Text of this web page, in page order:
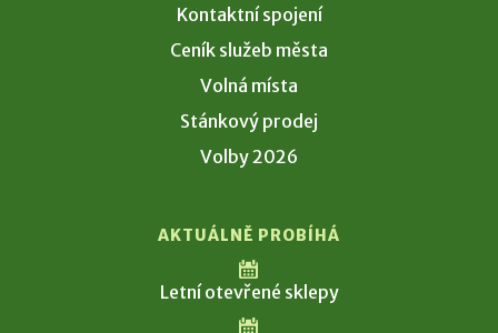
Kontaktní spojení
Ceník služeb města
Volná místa
Stánkový prodej
Volby 2026
AKTUÁLNĚ PROBÍHÁ
Letní otevřené sklepy